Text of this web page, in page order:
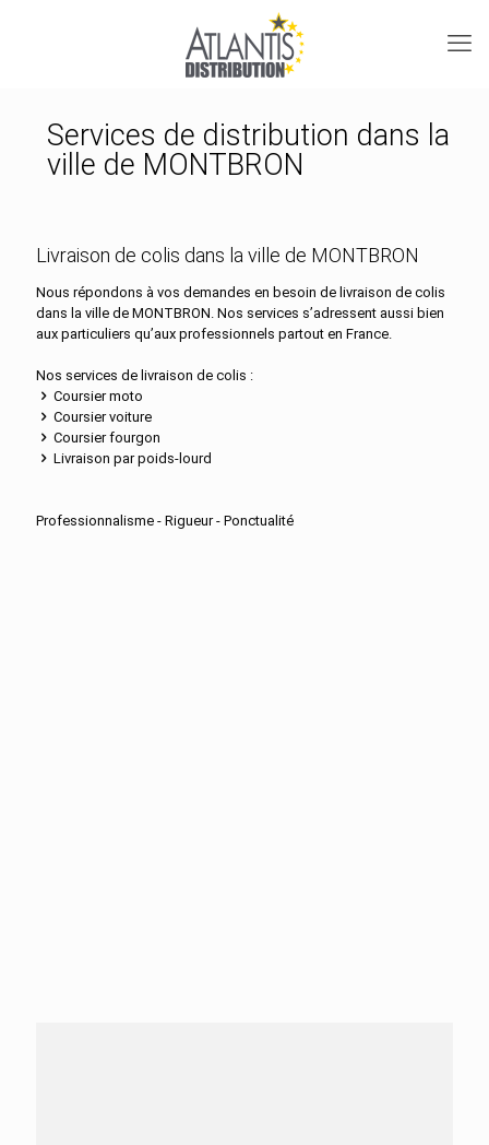
Services de distribution dans la
ville de MONTBRON
Livraison de colis dans la ville de MONTBRON
Nous répondons à vos demandes en besoin de livraison de colis
dans la ville de MONTBRON. Nos services s’adressent aussi bien
aux particuliers qu’aux professionnels partout en France.
Nos services de livraison de colis :
Coursier moto
Coursier voiture
Coursier fourgon
Livraison par poids-lourd
Professionnalisme - Rigueur - Ponctualité